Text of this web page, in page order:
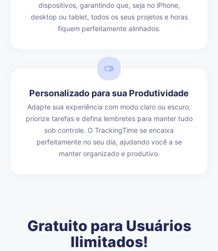
dispositivos, garantindo que, seja no iPhone,
desktop ou tablet, todos os seus projetos e horas
fiquem perfeitamente alinhados.
Personalizado para sua Produtividade
Adapte sua experiência com modo claro ou escuro,
priorize tarefas e defina lembretes para manter tudo
sob controle. O TrackingTime se encaixa
perfeitamente no seu dia, ajudando você a se
manter organizado e produtivo.
Gratuito para Usuários
Ilimitados!